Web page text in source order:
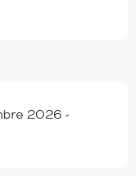
2026 -